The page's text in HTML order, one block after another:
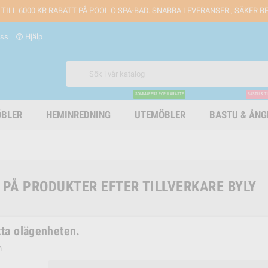
TILL 6000 KR RABATT PÅ POOL O SPA-BAD. SNABBA LEVERANSER , SÄKER
help_outline Hjälp
HEMINREDNING UTEMÖBLER
SOMMARENS POPULÄRASTE
BASTU &
BASTU &
PRODUKTER EFTER TILLVERKARE BYLY
olägenheten.